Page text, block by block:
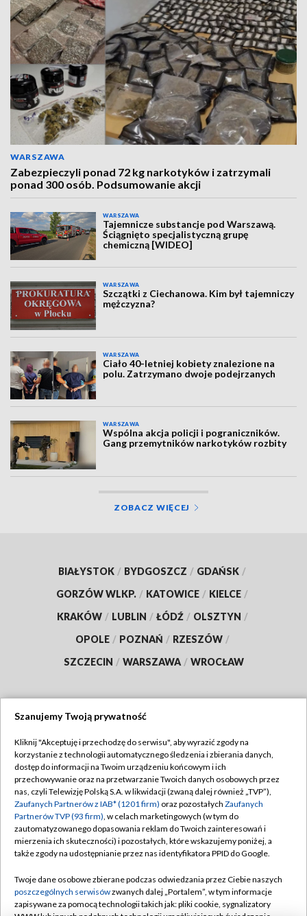
WARSZAWA
Zabezpieczyli ponad 72 kg narkotyków i zatrzymali
ponad 300 osób. Podsumowanie akcji
WARSZAWA
Tajemnicze substancje pod Warszawą.
Ściągnięto specjalistyczną grupę
chemiczną [WIDEO]
WARSZAWA
Szczątki z Ciechanowa. Kim był tajemniczy
mężczyzna?
WARSZAWA
Ciało 40-letniej kobiety znalezione na
polu. Zatrzymano dwoje podejrzanych
WARSZAWA
Wspólna akcja policji i pograniczników.
Gang przemytników narkotyków rozbity
ZOBACZ WIĘCEJ
BIAŁYSTOK / BYDGOSZCZ / GDAŃSK /
GORZÓW WLKP. / KATOWICE / KIELCE /
KRAKÓW / LUBLIN / ŁÓDŹ / OLSZTYN /
OPOLE / POZNAŃ / RZESZÓW /
SZCZECIN / WARSZAWA / WROCŁAW
TVP
Abonament TVP
Emisja w TVP
Centrum informacji TVP
Naziemna Telewizja Cyfrowa
Rada Programowa
System NOS
Regulamin TVP
Polityka prywatności
Moje zgody
Pomoc
Kontakt
Szanujemy Twoją prywatność
Kliknij "Akceptuję i przechodzę do serwisu", aby wyrazić zgody na
korzystanie z technologii automatycznego śledzenia i zbierania danych,
dostęp do informacji na Twoim urządzeniu końcowym i ich
przechowywanie oraz na przetwarzanie Twoich danych osobowych przez
nas, czyli Telewizję Polską S.A. w likwidacji (zwaną dalej również „TVP”),
Zaufanych Partnerów z IAB* (1201 firm) oraz pozostałych Zaufanych
Partnerów TVP (93 firm), w celach marketingowych (w tym do
zautomatyzowanego dopasowania reklam do Twoich zainteresowań i
mierzenia ich skuteczności) i pozostałych, które wskazujemy poniżej, a
także zgody na udostępnianie przez nas identyfikatora PPID do Google.
Twoje dane osobowe zbierane podczas odwiedzania przez Ciebie naszych
poszczególnych serwisówzwanych dalej „Portalem”, w tym informacje
zapisywane za pomocą technologii takich jak: pliki cookie, sygnalizatory